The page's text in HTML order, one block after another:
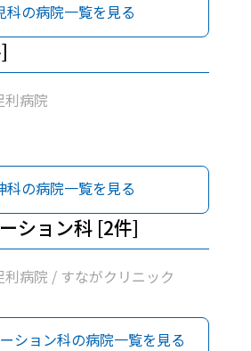
科の病院一覧を見る
利病院
科の病院一覧を見る
ション科 [2件]
利病院 / すながクリニック
ション科の病院一覧を見る